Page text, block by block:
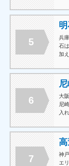
力
う
元
5
兵
石
加
抜
あ
型
さ
6
大
尼
入
地
ウ
少
と
す。
7
神
エ